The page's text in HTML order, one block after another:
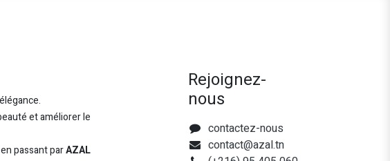
Rejoignez-
nous
contactez-nous
contact@azal.tn
et améliorer le
passant parAZAL